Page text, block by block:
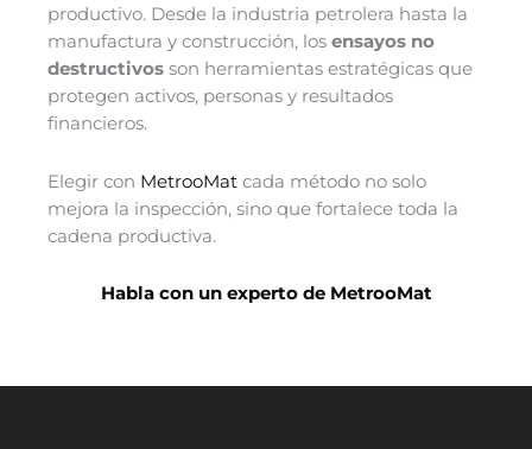
productivo. Desde la industria petrolera hasta la
manufactura y construcción, los ensayos no
destructivos son herramientas estratégicas que
protegen activos, personas y resultados
financieros.
Elegir con MetrooMat cada método no solo
mejora la inspección, sino que fortalece toda la
cadena productiva.
Habla con un experto de MetrooMat